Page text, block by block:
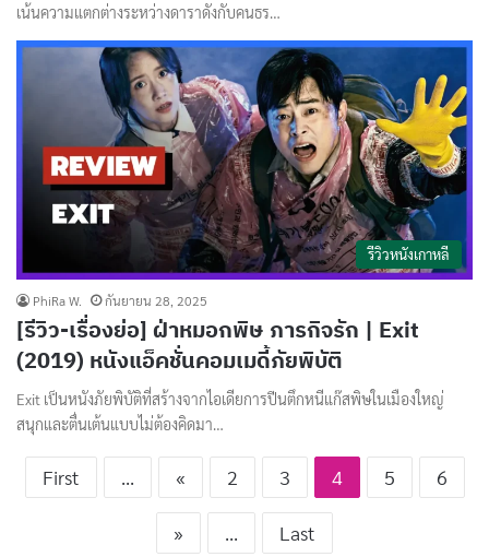
เน้นความแตกต่างระหว่างดาราดังกับคนธร…
รีวิวหนังเกาหลี
PhiRa W. กันยายน 28, 2025
[รีวิว-เรื่องย่อ] ฝ่าหมอกพิษ ภารกิจรัก | Exit
(2019) หนังแอ็คชั่นคอมเมดี้ภัยพิบัติ
Exit เป็นหนังภัยพิบัติที่สร้างจากไอเดียการปีนตึกหนีแก๊สพิษในเมืองใหญ่
สนุกและตื่นเต้นแบบไม่ต้องคิดมา…
First ... « 2 3 4 5 6
» ... Last